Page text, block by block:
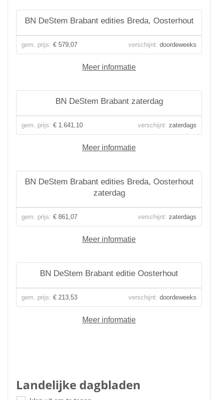
BN DeStem Brabant edities Breda, Oosterhout
gem. prijs: € 579,07 verschijnt: doordeweeks
Meer informatie
BN DeStem Brabant zaterdag
gem. prijs: € 1.641,10 verschijnt: zaterdags
Meer informatie
BN DeStem Brabant edities Breda, Oosterhout
zaterdag
gem. prijs: € 861,07 verschijnt: zaterdags
Meer informatie
BN DeStem Brabant editie Oosterhout
gem. prijs: € 213,53 verschijnt: doordeweeks
Meer informatie
Landelijke dagbladen